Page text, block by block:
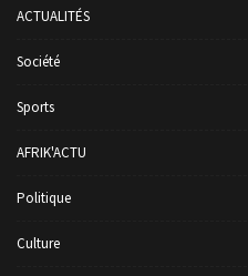
ACTUALITÉS
Société
Sports
AFRIK'ACTU
Politique
Culture